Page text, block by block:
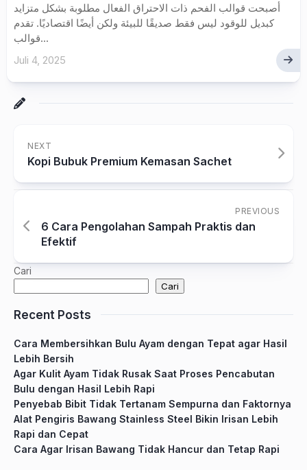
أصبحت قوالب الفحم ذات الاحتراق الفعال مطلوبة بشكل متزايد
كبديل للوقود ليس فقط صديقًا للبيئة ولكن أيضًا اقتصاديًا. تقدم
قوالب...
Juli 4, 2025
NEXT
Kopi Bubuk Premium Kemasan Sachet
PREVIOUS
6 Cara Pengolahan Sampah Praktis dan
Efektif
Cari
Cari
Recent Posts
Cara Membersihkan Bulu Ayam dengan Tepat agar Hasil
Lebih Bersih
Agar Kulit Ayam Tidak Rusak Saat Proses Pencabutan
Bulu dengan Hasil Lebih Rapi
Penyebab Bibit Tidak Tertanam Sempurna dan Faktornya
Alat Pengiris Bawang Stainless Steel Bikin Irisan Lebih
Rapi dan Cepat
Cara Agar Irisan Bawang Tidak Hancur dan Tetap Rapi